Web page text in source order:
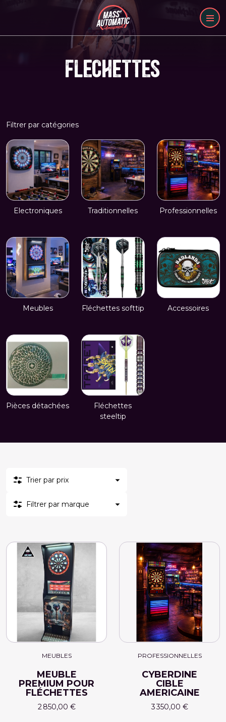
FLECHETTES
Filtrer par catégories
Electroniques Traditionnelles Professionnelles
Meubles Fléchettes softtip Accessoires
Pièces détachées
Fléchettes
steeltip
Trier par prix
Filtrer par marque
MEUBLES
MEUBLE
PREMIUM POUR
FLÉCHETTES
2 850,00 €
PROFESSIONNELLES
CYBERDINE
CIBLE
AMERICAINE
3 350,00 €